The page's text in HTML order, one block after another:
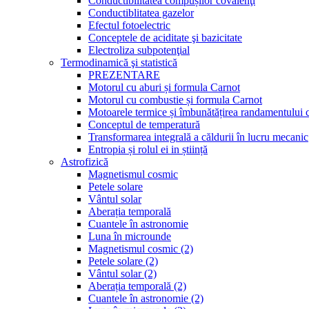
Conductiblitatea gazelor
Efectul fotoelectric
Conceptele de aciditate şi bazicitate
Electroliza subpotenţial
Termodinamică şi statistică
PREZENTARE
Motorul cu aburi și formula Carnot
Motorul cu combustie și formula Carnot
Motoarele termice și îmbunătățirea randamentului
Conceptul de temperatură
Transformarea integrală a căldurii în lucru mecanic
Entropia și rolul ei in știință
Astrofizică
Magnetismul cosmic
Petele solare
Vântul solar
Aberația temporală
Cuantele în astronomie
Luna în microunde
Magnetismul cosmic (2)
Petele solare (2)
Vântul solar (2)
Aberația temporală (2)
Cuantele în astronomie (2)